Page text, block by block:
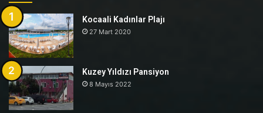
Kocaali Kadınlar Plajı
27 Mart 2020
Kuzey Yıldızı Pansiyon
8 Mayıs 2022